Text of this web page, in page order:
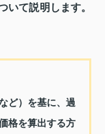
いて説明します。
ど）を基に、過
格を算出する方